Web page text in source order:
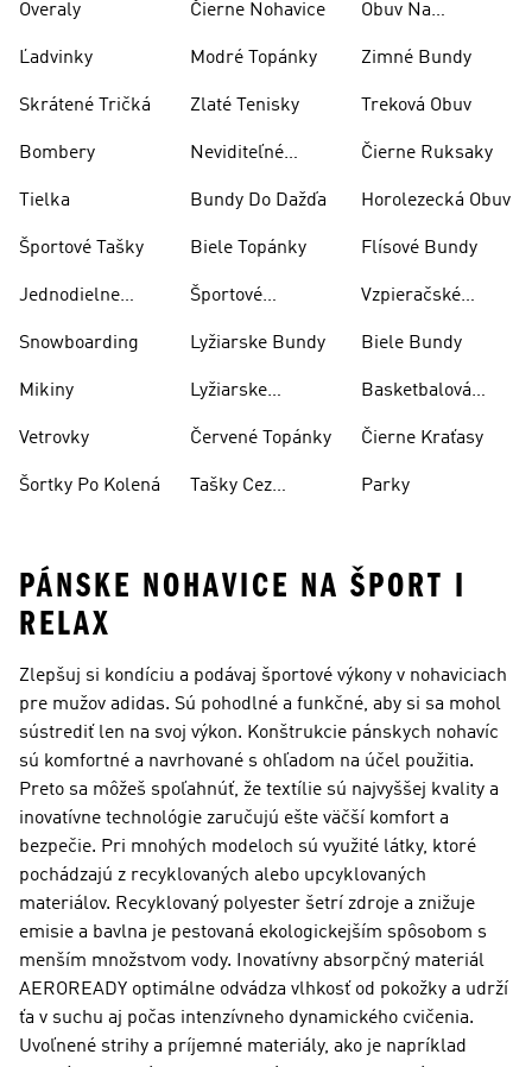
Overaly
Ľadvinky
Skrátené Tričká
Bombery
Tielka
Športové Tašky
Jednodielne
Snowboarding
Mikiny
Vetrovky
Šortky Po Kolená
Čierne Nohavice
Modré Topánky
Zlaté Tenisky
Neviditeľné
Bundy Do Dažďa
Biele Topánky
Športové
Lyžiarske Bundy
Lyžiarske
Červené Topánky
Tašky Cez
Obuv Na
Zimné Bundy
Treková Obuv
Čierne Ruksaky
Horolezecká Obuv
Flísové Bundy
Vzpieračské
Biele Bundy
Basketbalová
Čierne Kraťasy
Parky
PÁNSKE NOHAVICE NA ŠPORT I
RELAX
Zlepšuj si kondíciu a podávaj športové výkony v nohaviciach
pre mužov adidas. Sú pohodlné a funkčné, aby si sa mohol
sústrediť len na svoj výkon. Konštrukcie pánskych nohavíc
sú komfortné a navrhované s ohľadom na účel použitia.
Preto sa môžeš spoľahnúť, že textílie sú najvyššej kvality a
inovatívne technológie zaručujú ešte väčší komfort a
bezpečie. Pri mnohých modeloch sú využité látky, ktoré
pochádzajú z recyklovaných alebo upcyklovaných
materiálov. Recyklovaný polyester šetrí zdroje a znižuje
emisie a bavlna je pestovaná ekologickejším spôsobom s
menším množstvom vody. Inovatívny absorpčný materiál
AEROREADY optimálne odvádza vlhkosť od pokožky a udrží
ťa v suchu aj počas intenzívneho dynamického cvičenia.
Uvoľnené strihy a príjemné materiály, ako je napríklad